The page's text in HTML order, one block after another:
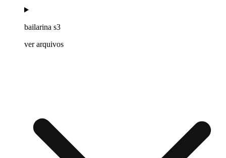
bailarina s3
ver arquivos